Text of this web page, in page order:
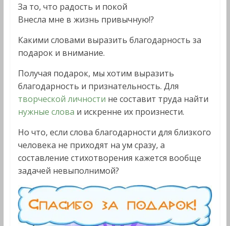
За то, что радость и покой
Внесла мне в жизнь привычную!?
Какими словами выразить благодарность за
подарок и внимание.
Получая подарок, мы хотим выразить
благодарность и признательность. Для
творческой личности не составит труда найти
нужные слова и искренне их произнести.
Но что, если слова благодарности для близкого
человека не приходят на ум сразу, а
составление стихотворения кажется вообще
задачей невыполнимой?